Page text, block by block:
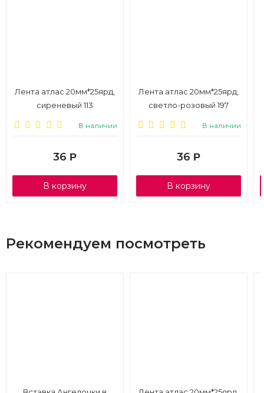
Лента атлас 20мм*25ярд,
сиреневый 113
В наличии
36 Р
В корзину
Лента атлас 20мм*25ярд,
светло-розовый 197
В наличии
36 Р
В корзину
Рекомендуем посмотреть